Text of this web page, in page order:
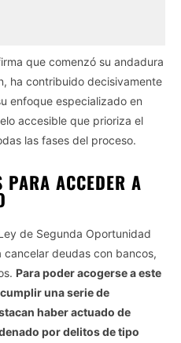
que comenzó su andadura
ha contribuido decisivamente
enfoque especializado en
accesible que prioriza el
las fases del proceso.
PARA ACCEDER A
de Segunda Oportunidad
deudas con bancos,
Para poder acogerse a este
una serie de
haber actuado de
por delitos de tipo